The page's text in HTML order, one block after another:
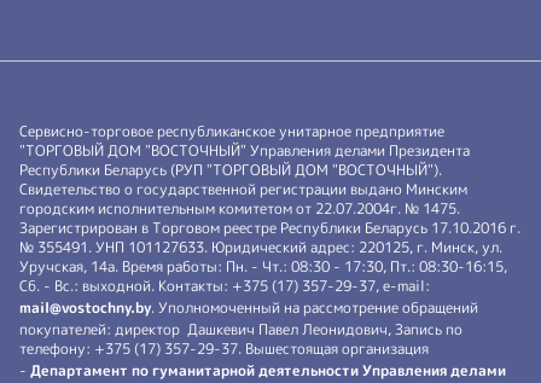
Сервисно-торговое республиканское унитарное предприятие
"ТОРГОВЫЙ ДОМ "ВОСТОЧНЫЙ" Управления делами Президента
Республики Беларусь (РУП "ТОРГОВЫЙ ДОМ "ВОСТОЧНЫЙ").
Свидетельство о государственной регистрации выдано Минским
городским исполнительным комитетом от 22.07.2004г. № 1475.
Зарегистрирован в Торговом реестре Республики Беларусь 17.10.2016 г.
№ 355491. УНП 101127633. Юридический адрес: 220125, г. Минск, ул.
Уручская, 14а. Время работы: Пн. - Чт.: 08:30 - 17:30, Пт.: 08:30-16:15,
Сб. - Вс.: выходной. Контакты: +375 (17) 357-29-37, e-mail:
mail@vostochny.by. Уполномоченный на рассмотрение обращений
покупателей: директор Дашкевич Павел Леонидович, Запись по
телефону: +375 (17) 357-29-37. Вышестоящая организация
- Департамент по гуманитарной деятельности Управления делами